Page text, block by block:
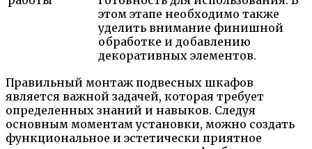
этом этапе необходимо также
уделить внимание финишной
обработке и добавлению
декоративных элементов.
Правильный монтаж подвесных шкафов
является важной задачей, которая требует
определенных знаний и навыков. Следуя
основным моментам установки, можно создать
функциональное и эстетически приятное